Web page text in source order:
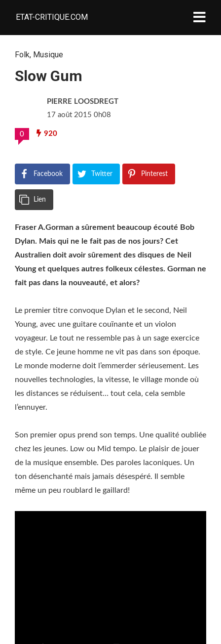
ETAT-CRITIQUE.COM
Folk, Musique
Slow Gum
PIERRE LOOSDREGT
17 août 2015 0h08
0 920
Facebook Twitter Pinterest
Lien
Fraser A.Gorman a sûrement beaucoup écouté Bob
Dylan. Mais qui ne le fait pas de nos jours? Cet
Australien doit avoir sûrement des disques de Neil
Young et quelques autres folkeux célestes. Gorman ne
fait pas dans la nouveauté, et alors?
Le premier titre convoque Dylan et le second, Neil
Young, avec une guitare couïnante et un violon
voyageur. Le tout ne ressemble pas à un sage exercice
de style. Ce jeune homme ne vit pas dans son époque.
Le monde moderne doit l’emmerder sérieusement. Les
nouvelles technologies, la vitesse, le village monde où
les distances se réduisent… tout cela, cela semble
l’ennuyer.
Son premier opus prend son temps. Une qualité oubliée
chez les jeunes. Low ou Mid tempo. Le plaisir de jouer
de la musique ensemble. Des paroles laconiques. Un
ton désenchanté mais jamais désespéré. Il semble
même un peu roublard le gaillard!